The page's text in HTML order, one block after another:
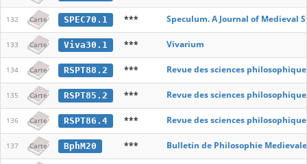
132 Carte SPEC70.1 *** Speculum. A Journal of Medieval
133 Carte Viva30.1 *** Vivarium
134 Carte RSPT88.2 *** Revue des sciences
135 Carte RSPT85.2 *** Revue des sciences
136 Carte RSPT86.4 *** Revue des sciences
137 Carte BphM20 *** Bulletin de Philosophie Medievale